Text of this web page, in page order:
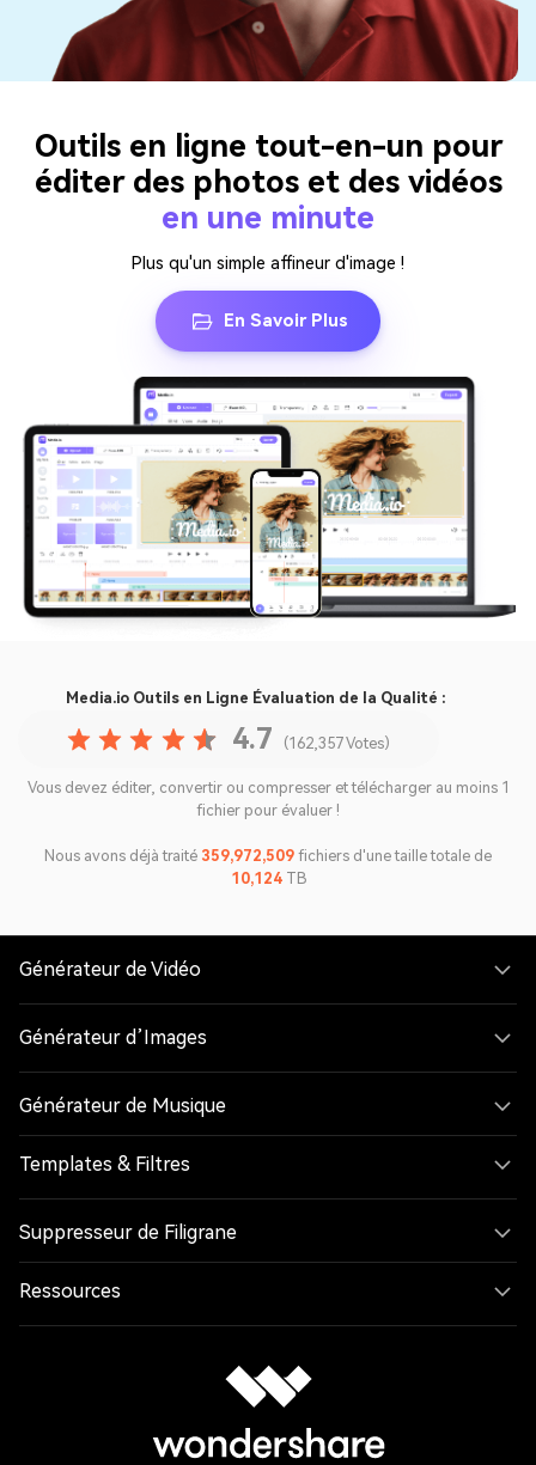
Outils en ligne tout-en-un pour
éditer des photos et des vidéos
en une minute
Plus qu'un simple affineur d'image !
En Savoir Plus
Media.io Outils en Ligne Évaluation de la Qualité :
4.7 (162,357 Votes)
Vous devez éditer, convertir ou compresser et télécharger au moins 1
fichier pour évaluer !
Nous avons déjà traité 359,972,522 fichiers d'une taille totale de
10,124TB
Générateur de Vidéo
Générateur d’Images
Générateur de Musique
Templates & Filtres
Suppresseur de Filigrane
Ressources